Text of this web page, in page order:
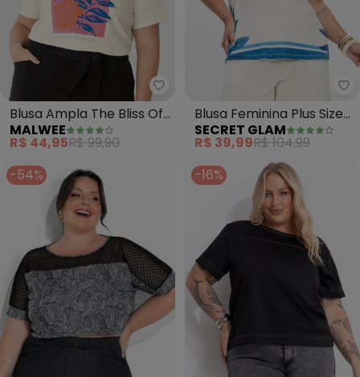
Malwee - Blusa Ampla The
Blusa Ampla The Bliss Of
Nature Plus(Off White)
MALWEE
R$ 44,95R$ 99,90
Blusa Feminina Plus Size
(Azul)
SECRET GLAM
R$ 39,99R$ 104,99
-54%
-16%